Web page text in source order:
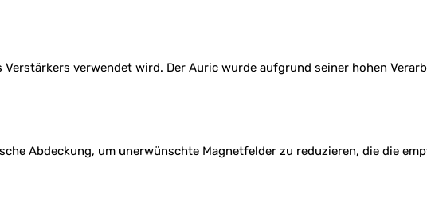
verwendet wird. Der Auric wurde aufgrund seiner hohen
Abdeckung, um unerwünschte Magnetfelder zu reduzieren, die die